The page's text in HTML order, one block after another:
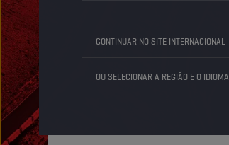
CONTINUAR NO SITE INTERNACIONAL
OU SELECIONAR A REGIÃO E O IDIOMA